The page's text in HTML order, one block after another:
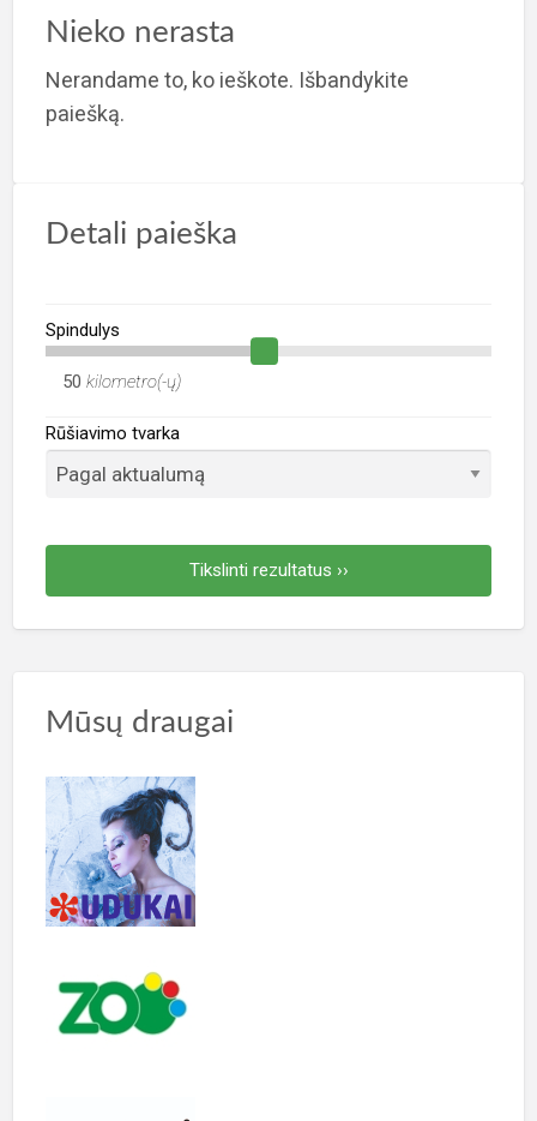
Nieko nerasta
Nerandame to, ko ieškote. Išbandykite
paiešką.
Detali paieška
Spindulys
kilometro(-ų)
Rūšiavimo tvarka
Tikslinti rezultatus ››
Mūsų draugai